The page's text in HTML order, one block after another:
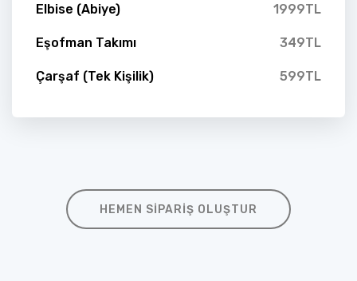
Elbise (Abiye) 1999TL
Eşofman Takımı 349TL
Çarşaf (Tek Kişilik) 599TL
HEMEN SIPARIŞ OLUŞTUR